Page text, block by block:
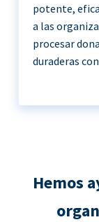
potente,
a las
procesar
duraderas
Hemos